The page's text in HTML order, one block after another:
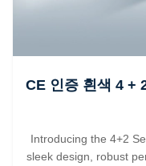
CE 인증 흰색 4 +
Introducing the 4+2
sleek design, robust